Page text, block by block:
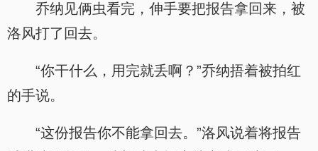
乔纳见俩虫看完，伸手要把报告拿回来，被
洛风打了回去。
“你干什么，用完就丢啊？”乔纳捂着被拍红
的手说。
“这份报告你不能拿回去。”洛风说着将报告